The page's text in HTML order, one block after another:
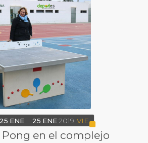
25 ENE 25 ENE 2019 VIE
Pong en el complejo